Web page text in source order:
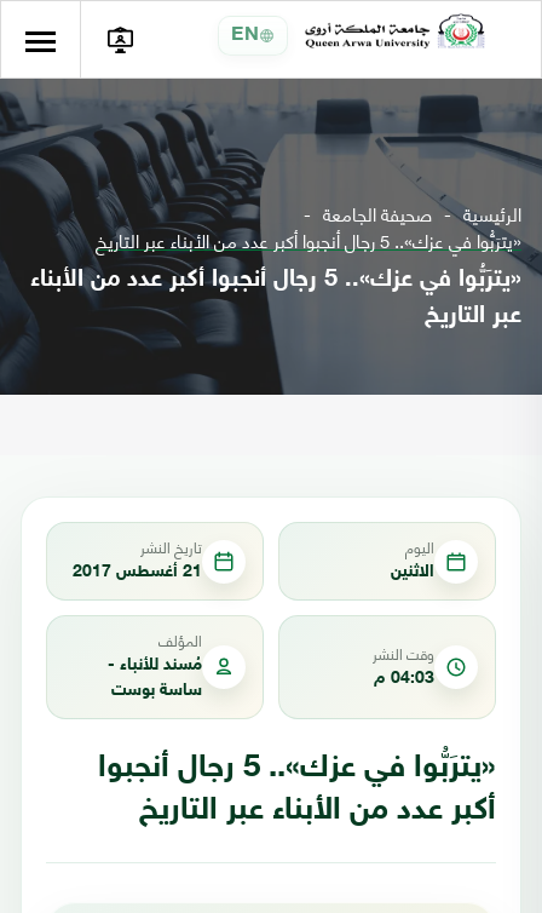
EN
الرئيسية صحيفة الجامعة
«يترَبُّوا في عزك».. 5 رجال أنجبوا أكبر عدد من الأبناء عبر التاريخ
«يترَبُّوا في عزك».. 5 رجال أنجبوا أكبر عدد من الأبناء
عبر التاريخ
اليوم
الاثنين
تاريخ النشر
21 أغسطس 2017
وقت النشر
04:03 م
المؤلف
مُسند للأنباء -
ساسة بوست
«يترَبُّوا في عزك».. 5 رجال أنجبوا
أكبر عدد من الأبناء عبر التاريخ